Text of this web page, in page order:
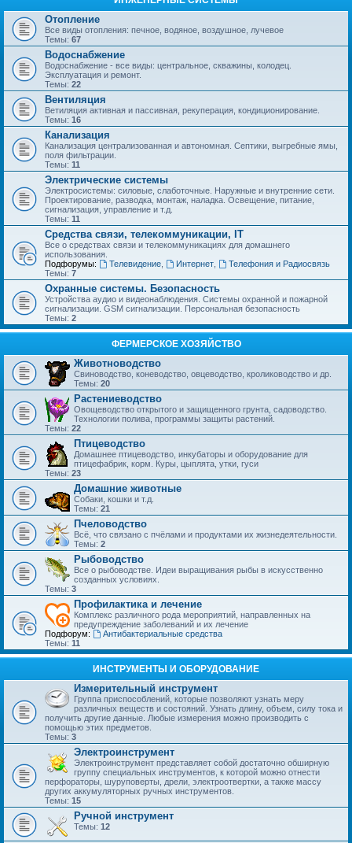
Отопление
Все виды отопления: печное, водяное, воздушное, лучевое
Темы: 67
Водоснабжение
Водоснабжение - все виды: центральное, скважины, колодец.
Эксплуатация и ремонт.
Темы: 22
Вентиляция
Ветиляция активная и пассивная, рекуперация, кондиционирование.
Темы: 16
Канализация
Канализация централизованная и автономная. Септики, выгребные ямы,
поля фильтрации.
Темы: 11
Электрические системы
Электросистемы: силовые, слаботочные. Наружные и внутренние сети.
Проектирование, разводка, монтаж, наладка. Освещение, питание,
сигнализация, управление и т.д.
Темы: 11
Средства связи, телекоммуникации, IT
Все о средствах связи и телекоммуникациях для домашнего
использования.
Подфорумы:
Телевидение, Интернет,
Телефония и Радиосвязь
Темы: 7
Охранные системы. Безопасность
Устройства аудио и видеонаблюдения. Системы охранной и пожарной
сигнализации. GSM сигнализации. Персональная безопасность
Темы: 2
ФЕРМЕРСКОЕ ХОЗЯЙСТВО
Животноводство
Свиноводство, коневодство, овцеводство, кролиководство и др.
Темы: 20
Растениеводство
Овощеводство открытого и защищенного грунта, садоводство.
Технологии полива, программы защиты растений.
Темы: 22
Птицеводство
Домашнее птицеводство, инкубаторы и оборудование для
птицефабрик, корм. Куры, цыплята, утки, гуси
Темы: 23
Домашние животные
Собаки, кошки и т.д.
Темы: 21
Пчеловодство
Всё, что связано с пчёлами и продуктами их жизнедеятельности.
Темы: 2
Рыбоводство
Все о рыбоводстве. Идеи выращивания рыбы в искусственно
созданных условиях.
Темы: 3
Профилактика и лечение
Комплекс различного рода мероприятий, направленных на
предупреждение заболеваний и их лечение
Подфорум:
Антибактериальные средства
Темы: 11
ИНСТРУМЕНТЫ И ОБОРУДОВАНИЕ
Измерительный инструмент
Группа приспособлений, которые позволяют узнать меру
различных веществ и состояний. Узнать длину, объем, силу тока и
получить другие данные. Любые измерения можно производить с
помощью этих предметов.
Темы: 3
Электроинструмент
Электроинструмент представляет собой достаточно обширную
группу специальных инструментов, к которой можно отнести
перфораторы, шуруповерты, дрели, электроотвертки, а также массу
других аккумуляторных ручных инструментов.
Темы: 15
Ручной инструмент
Темы: 12